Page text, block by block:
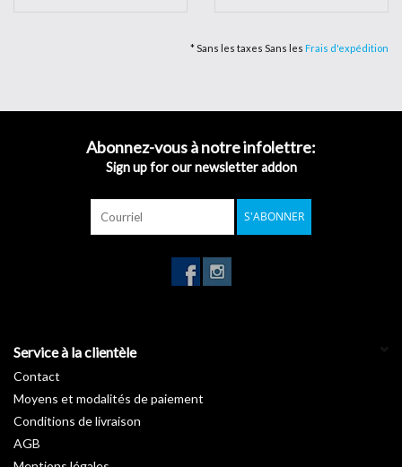
* Sans les taxes Sans les Frais d'expédition
Abonnez-vous à notre infolettre:
Sign up for our newsletter addon
S'ABONNER
Service à la clientèle
Contact
Moyens et modalités de paiement
Conditions de livraison
AGB